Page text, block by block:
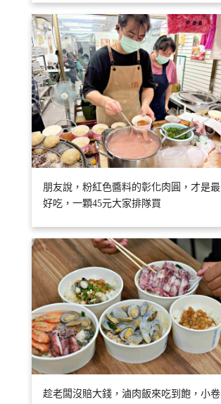
朋友說，粉紅色醬料的彰化肉圓，才是最
好吃，一顆45元大家排隊買
趁老闆沒賠大錢，滷肉飯來吃到飽，小卷